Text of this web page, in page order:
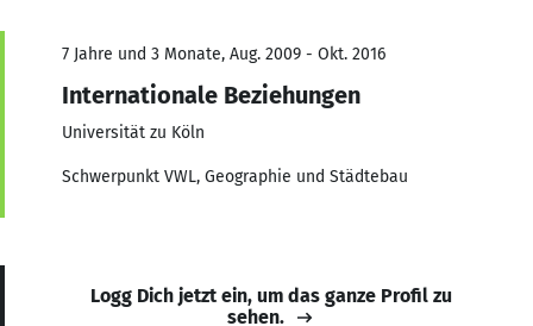
7 Jahre und 3 Monate, Aug. 2009 - Okt. 2016
Internationale Beziehungen
Universität zu Köln
Schwerpunkt VWL, Geographie und Städtebau
Logg Dich jetzt ein, um das ganze Profil zu
sehen.